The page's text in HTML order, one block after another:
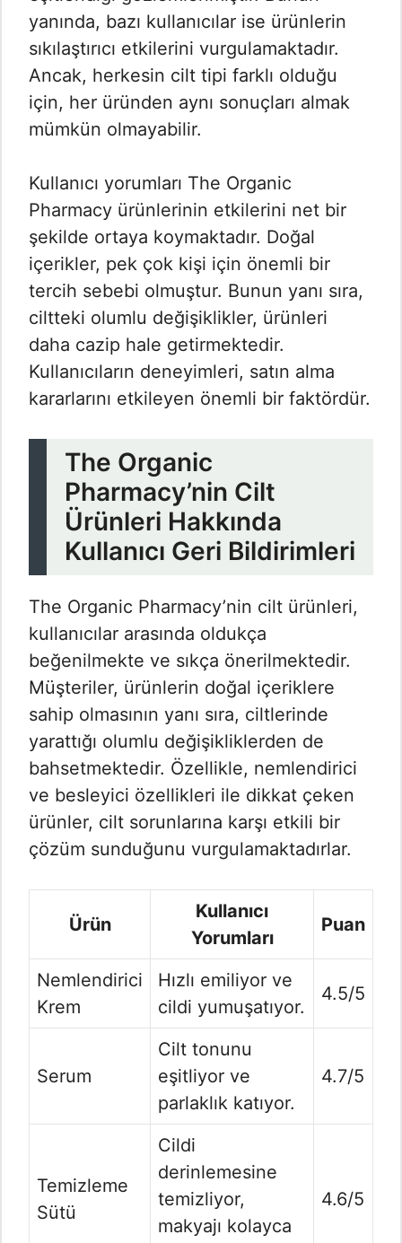
yanında, bazı kullanıcılar ise ürünlerin
sıkılaştırıcı etkilerini vurgulamaktadır.
Ancak, herkesin cilt tipi farklı olduğu
için, her üründen aynı sonuçları almak
mümkün olmayabilir.
Kullanıcı yorumları The Organic
Pharmacy ürünlerinin etkilerini net bir
şekilde ortaya koymaktadır. Doğal
içerikler, pek çok kişi için önemli bir
tercih sebebi olmuştur. Bunun yanı sıra,
ciltteki olumlu değişiklikler, ürünleri
daha cazip hale getirmektedir.
Kullanıcıların deneyimleri, satın alma
kararlarını etkileyen önemli bir faktördür.
The Organic
Pharmacy’nin Cilt
Ürünleri Hakkında
Kullanıcı Geri Bildirimleri
The Organic Pharmacy’nin cilt ürünleri,
kullanıcılar arasında oldukça
beğenilmekte ve sıkça önerilmektedir.
Müşteriler, ürünlerin doğal içeriklere
sahip olmasının yanı sıra, ciltlerinde
yarattığı olumlu değişikliklerden de
bahsetmektedir. Özellikle, nemlendirici
ve besleyici özellikleri ile dikkat çeken
ürünler, cilt sorunlarına karşı etkili bir
çözüm sunduğunu vurgulamaktadırlar.
Ürün
Kullanıcı
Yorumları
Puan
Nemlendirici
Krem
Hızlı emiliyor ve
cildi yumuşatıyor.
4.5/5
Serum
Cilt tonunu
eşitliyor ve
parlaklık katıyor.
4.7/5
Temizleme
Sütü
Cildi
derinlemesine
temizliyor,
makyajı kolayca
4.6/5